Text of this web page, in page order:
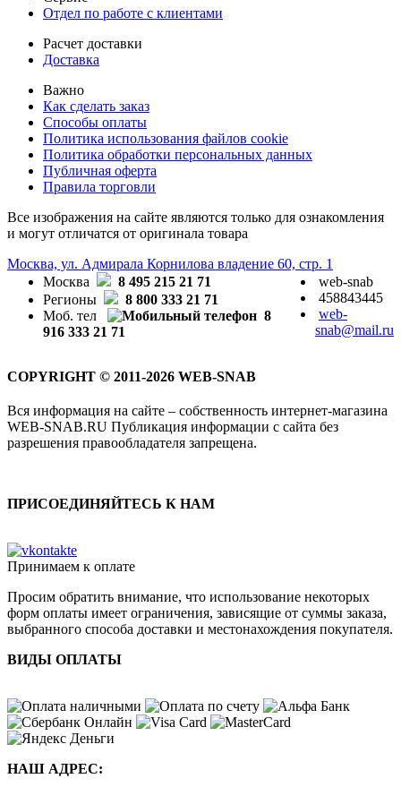
Отдел по работе с клиентами
Расчет доставки
Доставка
Важно
Как сделать заказ
Способы оплаты
Политика использования файлов cookie
Политика обработки персональных данных
Публичная оферта
Правила торговли
Все изображения на сайте являются только для ознакомления
и могут отличатся от оригинала товара
Москва, ул. Адмирала Корнилова владение 60, стр. 1
Москва
8 495 215 21 71
Регионы
8 800 333 21 71
Моб. тел
8
916 333 21 71
web-snab
458843445
web-
snab@mail.ru
COPYRIGHT © 2011-2026 WEB-SNAB
Вся информация на сайте – собственность интернет-магазина
WEB-SNAB.RU Публикация информации с сайта без
разрешения правообладателя запрещена.
ПРИСОЕДИНЯЙТЕСЬ К НАМ
Принимаем к оплате
Просим обратить внимание, что использование некоторых
форм оплаты имеет ограничения, зависящие от суммы заказа,
выбранного способа доставки и местонахождения покупателя.
ВИДЫ ОПЛАТЫ
НАШ АДРЕС: